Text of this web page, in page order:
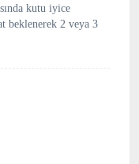
kutu iyice
beklenerek 2 veya 3